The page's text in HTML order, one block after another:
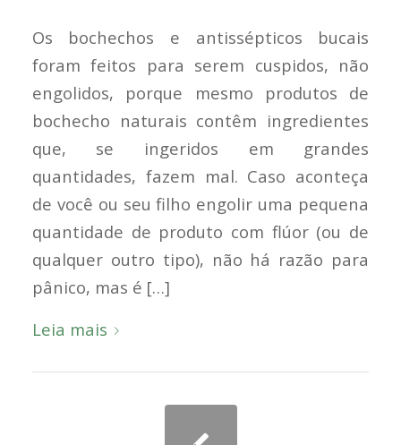
Os bochechos e antissépticos bucais
foram feitos para serem cuspidos, não
engolidos, porque mesmo produtos de
bochecho naturais contêm ingredientes
que, se ingeridos em grandes
quantidades, fazem mal. Caso aconteça
de você ou seu filho engolir uma pequena
quantidade de produto com flúor (ou de
qualquer outro tipo), não há razão para
pânico, mas é […]
Leia mais